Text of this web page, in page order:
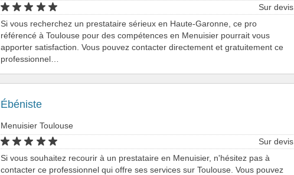
Sur devis
Si vous recherchez un prestataire sérieux en Haute-Garonne, ce pro
référencé à Toulouse pour des compétences en Menuisier pourrait vous
apporter satisfaction. Vous pouvez contacter directement et gratuitement ce
professionnel…
Ébéniste
Menuisier Toulouse
Sur devis
Si vous souhaitez recourir à un prestataire en Menuisier, n'hésitez pas à
contacter ce professionnel qui offre ses services sur Toulouse. Vous pouvez